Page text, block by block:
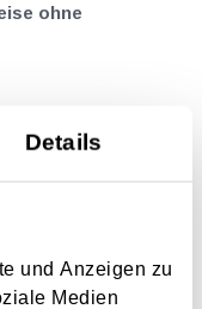
Details
und Anzeigen zu
Medien
ohne
ausgleichen, welche
Reisen) durch